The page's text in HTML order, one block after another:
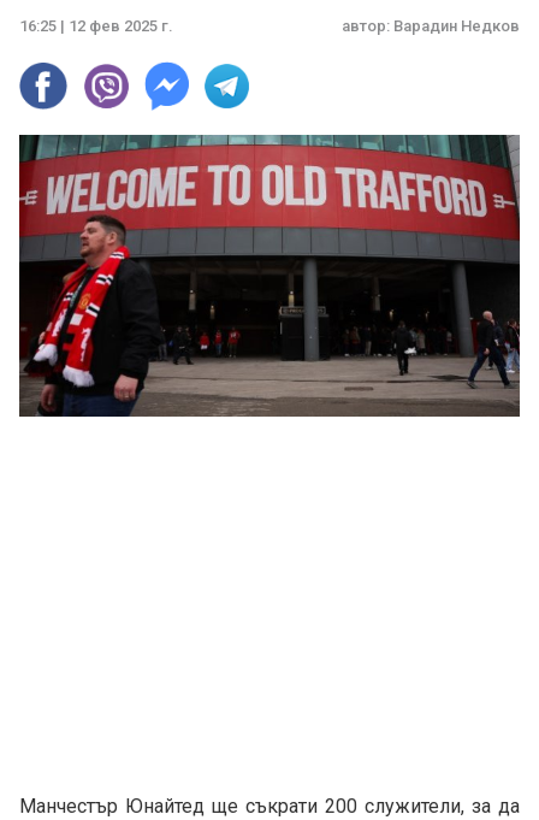
16:25 | 12 фев 2025 г. автор: Варадин Недков
Манчестър Юнайтед ще съкрати 200 служители, за да